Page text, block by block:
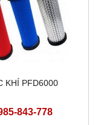
KHÍ PFD6000
843-778